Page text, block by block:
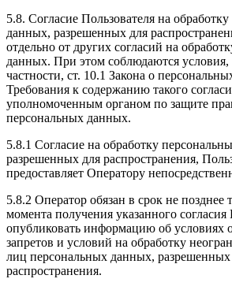
5.8. Согласие Пользователя на
данных, разрешенных для
отдельно от других согласий на
данных. При этом соблюдаются
частности, ст. 10.1 Закона о
Требования к содержанию такого
уполномоченным органом по защите
персональных данных.
5.8.1 Согласие на обработку
разрешенных для распространения,
предоставляет Оператору
5.8.2 Оператор обязан в срок не позднее
момента получения указанного согласия
опубликовать информацию об условиях
запретов и условий на обработку
лиц персональных данных, разрешенных
распространения.